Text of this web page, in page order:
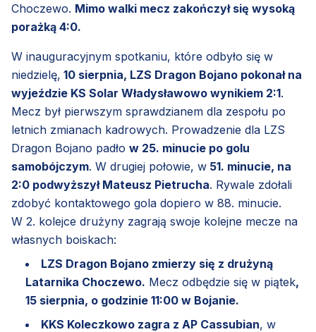
Choczewo. Mimo walki mecz zakończył się wysoką
porażką 4:0.
W inauguracyjnym spotkaniu, które odbyło się w
niedzielę, 10 sierpnia, LZS Dragon Bojano pokonał na
wyjeździe KS Solar Władysławowo wynikiem 2:1.
Mecz był pierwszym sprawdzianem dla zespołu po
letnich zmianach kadrowych. Prowadzenie dla LZS
Dragon Bojano padło w 25. minucie po golu
samobójczym. W drugiej połowie, w 51. minucie, na
2:0 podwyższył Mateusz Pietrucha. Rywale zdołali
zdobyć kontaktowego gola dopiero w 88. minucie.
W 2. kolejce drużyny zagrają swoje kolejne mecze na
własnych boiskach:
LZS Dragon Bojano zmierzy się z drużyną
Latarnika Choczewo. Mecz odbędzie się w piątek,
15 sierpnia, o godzinie 11:00 w Bojanie.
KKS Koleczkowo zagra z AP Cassubian, w